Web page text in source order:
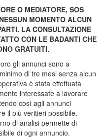
O MEDIATORE, SOS
MOMENTO ALCUN
LA CONSULTAZIONE
CON LE BADANTI CHE
GRATUITI.
gli annunci sono a
di tre mesi senza alcun
è stata effettuata
interessate a lavorare
così agli annunci
il più veritieri possibile.
di analisi permette di
di ogni annuncio.